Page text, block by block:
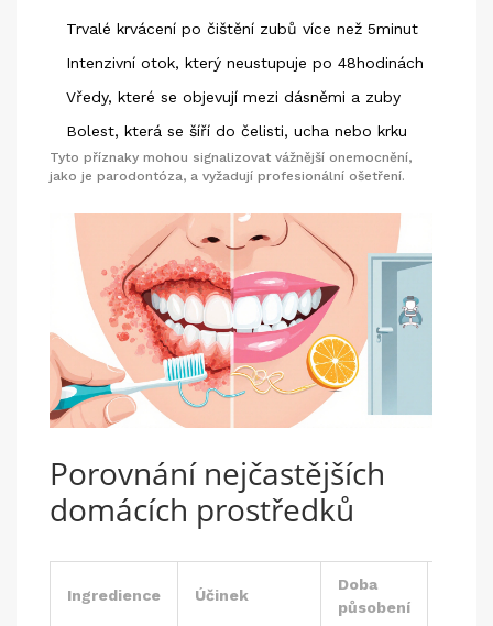
Trvalé krvácení po čištění zubů více než 5minut
Intenzivní otok, který neustupuje po 48hodinách
Vředy, které se objevují mezi dásněmi a zuby
Bolest, která se šíří do čelisti, ucha nebo krku
Tyto příznaky mohou signalizovat vážnější onemocnění,
jako je parodontóza, a vyžadují profesionální ošetření.
Porovnání nejčastějších
domácích prostředků
Ingredience Účinek
Doba
působení